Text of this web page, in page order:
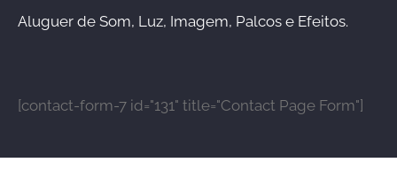
Aluguer de Som, Luz, Imagem, Palcos e Efeitos.
[contact-form-7 id="131" title="Contact Page Form"]